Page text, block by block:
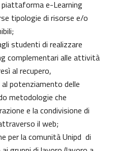
piattaforma e-Learning
tipologie di risorse e/o
studenti di realizzare
complementari alle attività
al recupero,
potenziamento delle
metodologie che
e la condivisione di
il web;
per la comunità Unipd di